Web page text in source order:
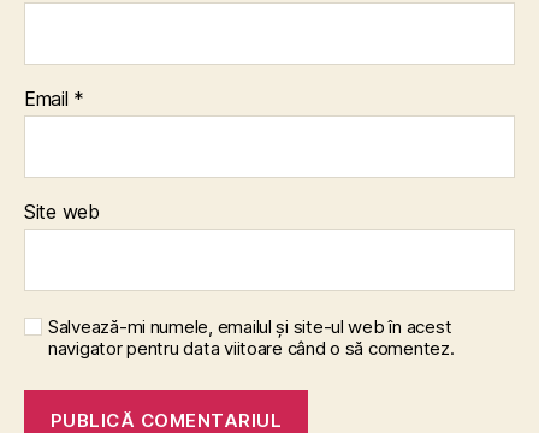
Email *
Site web
Salvează-mi numele, emailul și site-ul web în acest
navigator pentru data viitoare când o să comentez.